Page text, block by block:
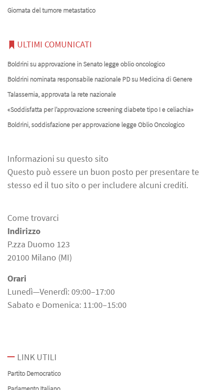
Giornata del tumore metastatico
ULTIMI COMUNICATI
Boldrini su approvazione in Senato legge oblio oncologico
Boldrini nominata responsabile nazionale PD su Medicina di Genere
Talassemia, approvata la rete nazionale
«Soddisfatta per l’approvazione screening diabete tipo I e celiachia»
Boldrini, soddisfazione per approvazione legge Oblio Oncologico
Informazioni su questo sito
Questo può essere un buon posto per presentare te
stesso ed il tuo sito o per includere alcuni crediti.
Come trovarci
Indirizzo
P.zza Duomo 123
20100 Milano (MI)
Orari
Lunedì—Venerdì: 09:00–17:00
Sabato e Domenica: 11:00–15:00
LINK UTILI
Partito Democratico